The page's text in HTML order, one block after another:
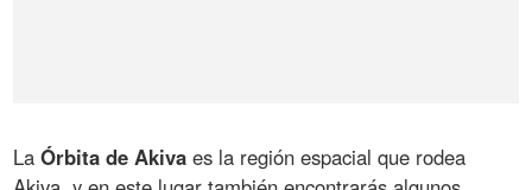
LaÓrbita de Akiva es la región espacial que rodea